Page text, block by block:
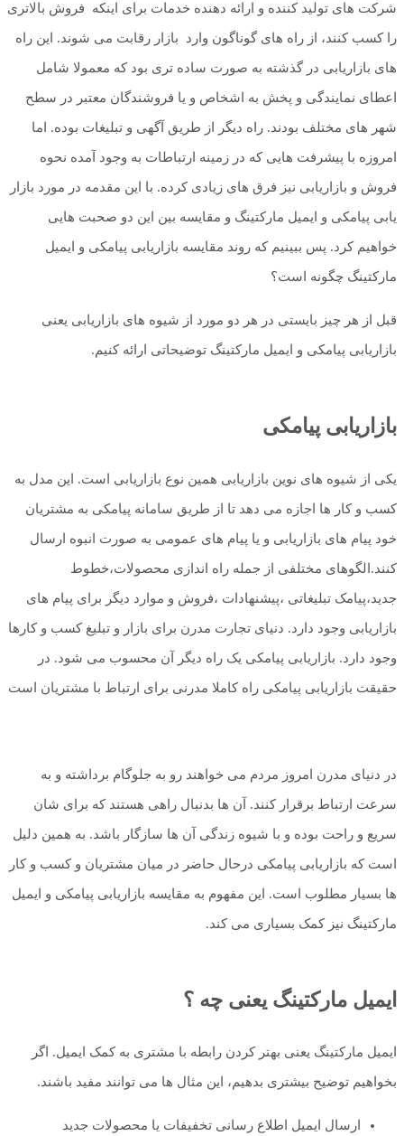
شرکت های تولید کننده و ارائه دهنده خدمات برای اینکه فروش بالاتری
را کسب کنند، از راه های گوناگون وارد بازار رقابت می شوند. این راه
های بازاریابی در گذشته به صورت ساده تری بود که معمولا شامل
اعطای نمایندگی و پخش به اشخاص و یا فروشندگان معتبر در سطح
شهر های مختلف بودند. راه دیگر از طریق آگهی و تبلیغات بوده. اما
امروزه با پیشرفت هایی که در زمینه ارتباطات به وجود آمده نحوه
فروش و بازاریابی نیز فرق های زیادی کرده. با این مقدمه در مورد بازار
یابی پیامکی و ایمیل مارکتینگ و مقایسه بین این دو صحبت هایی
خواهیم کرد. پس ببینیم که روند مقایسه بازاریابی پیامکی و ایمیل
مارکتینگ چگونه است؟
قبل از هر چیز بایستی در هر دو مورد از شیوه های بازاریابی یعنی
بازاریابی پیامکی و ایمیل مارکتینگ توضیحاتی ارائه کنیم.
بازاریابی پیامکی
یکی از شیوه های نوین بازاریابی همین نوع بازاریابی است. این مدل به
کسب و کار ها اجازه می دهد تا از طریق سامانه پیامکی به مشتریان
خود پیام های بازاریابی و یا پیام های عمومی به صورت انبوه ارسال
کنند.الگوهای مختلفی از جمله راه اندازی محصولات،خطوط
جدید،پیامک تبلیغاتی ،پیشنهادات ،فروش و موارد دیگر برای پیام های
بازاریابی وجود دارد. دنیای تجارت مدرن برای بازار و تبلیغ کسب و کارها
وجود دارد. بازاریابی پیامکی یک راه دیگر آن محسوب می شود. در
حقیقت بازاریابی پیامکی راه کاملا مدرنی برای ارتباط با مشتریان است
در دنیای مدرن امروز مردم می خواهند رو به جلوگام برداشته و به
سرعت ارتباط برقرار کنند. آن ها بدنبال راهی هستند که برای شان
سریع و راحت بوده و با شیوه زندگی آن ها سازگار باشد. به همین دلیل
است که بازاریابی پیامکی درحال حاضر در میان مشتریان و کسب و کار
ها بسیار مطلوب است. این مفهوم به مقایسه بازاریابی پیامکی و ایمیل
مارکتینگ نیز کمک بسیاری می کند.
ایمیل مارکتینگ یعنی چه ؟
ایمیل مارکتینگ یعنی بهتر کردن رابطه با مشتری به کمک ایمیل. اگر
بخواهیم توضیح بیشتری بدهیم، این مثال ها می توانند مفید باشند.
ارسال ایمیل اطلاع رسانی تخفیفات یا محصولات جدید